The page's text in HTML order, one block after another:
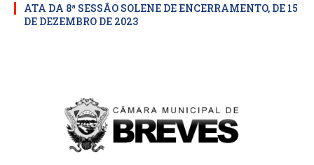
ATA DA 8ª SESSÃO SOLENE DE ENCERRAMENTO, DE 15
DE DEZEMBRO DE 2023